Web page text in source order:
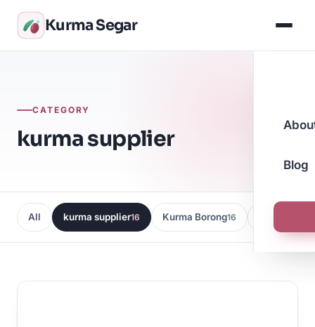
Kurma Segar
Blog
CATEGORY
kurma supplier
All kurma supplier16 Kurma Borong16